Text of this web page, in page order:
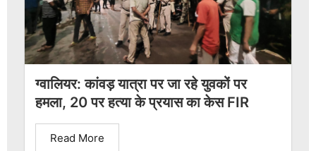
ग्वालियर: कांवड़ यात्रा पर जा रहे युवकों पर
हमला, 20 पर हत्या के प्रयास का केस FIR
Read More